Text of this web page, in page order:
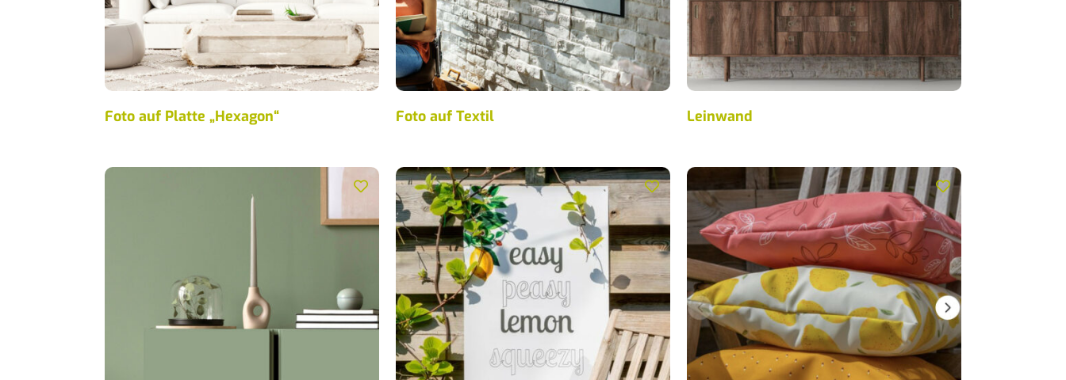
Foto auf Platte „Hexagon“ Foto auf Textil Leinwand